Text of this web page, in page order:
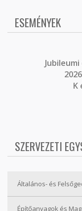
ESEMÉNYEK
J
K
SZERVEZETI
Általános- és
Építőanyagok és